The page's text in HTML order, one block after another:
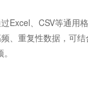
、CSV等通用
复性数据，可结合